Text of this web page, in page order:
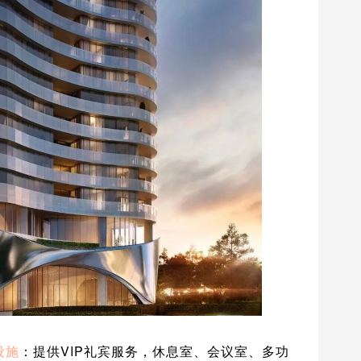
施 ：提供VIP礼宾服务，休息室、会议室、多功